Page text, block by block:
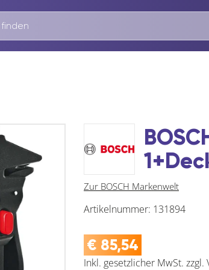
Zur BOSCH Markenwelt
Artikelnummer: 131894
€ 85,54
Inkl. gesetzlicher MwSt. zzgl.